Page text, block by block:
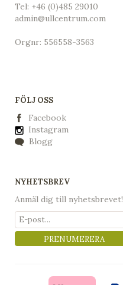
Tel: +46 (0)485 29010
admin@ullcentrum.com
Orgnr: 556558-3563
FÖLJ OSS
Facebook
Instagram
Blogg
NYHETSBREV
Anmäl dig till nyhetsbrevet!
PRENUMERERA